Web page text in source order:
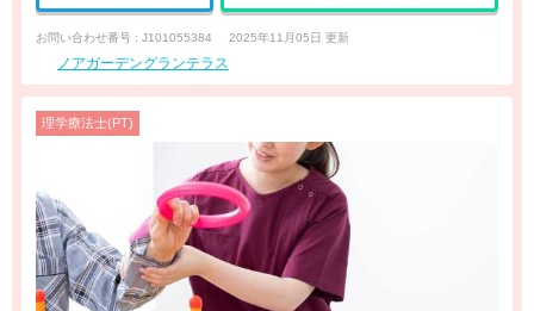
お問い合わせ番号 : J101055384 2025年11月05日 更新
ノアガーデングランテラス
理学療法士(PT)